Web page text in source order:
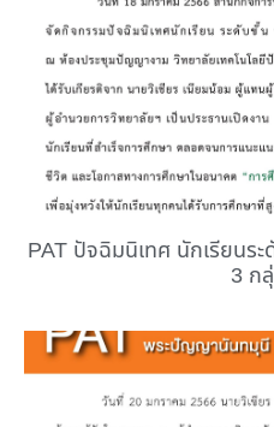
PAT ปัจฉิมนิเทศ นักเรียนร
3 ก